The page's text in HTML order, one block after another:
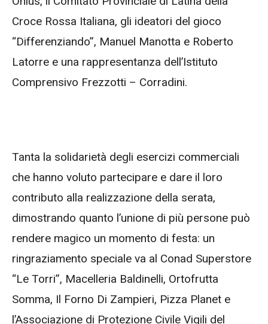
Croce Rossa Italiana, gli ideatori del gioco
“Differenziando”, Manuel Manotta e Roberto
Latorre e una rappresentanza dell’Istituto
Comprensivo Frezzotti – Corradini.
Tanta la solidarietà degli esercizi commerciali
che hanno voluto partecipare e dare il loro
contributo alla realizzazione della serata,
dimostrando quanto l’unione di più persone può
rendere magico un momento di festa: un
ringraziamento speciale va al Conad Superstore
“Le Torri”, Macelleria Baldinelli, Ortofrutta
Somma, Il Forno Di Zampieri, Pizza Planet e
l’Associazione di Protezione Civile Vigili del